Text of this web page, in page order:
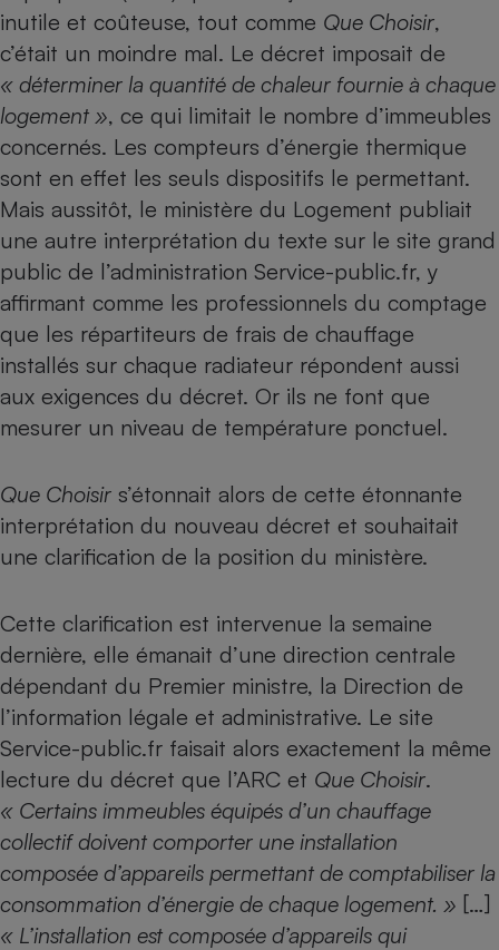
inutile et coûteuse, tout comme Que Choisir,
c’était un moindre mal. Le décret imposait de
« déterminer la quantité de chaleur fournie à chaque
logement », ce qui limitait le nombre d’immeubles
concernés. Les compteurs d’énergie thermique
sont en effet les seuls dispositifs le permettant.
Mais aussitôt, le ministère du Logement publiait
une autre interprétation du texte sur le site grand
public de l’administration Service-public.fr, y
affirmant comme les professionnels du comptage
que les répartiteurs de frais de chauffage
installés sur chaque radiateur répondent aussi
aux exigences du décret. Or ils ne font que
mesurer un niveau de température ponctuel.
Que Choisir s’étonnait alors de cette étonnante
interprétation du nouveau décret et souhaitait
une clarification de la position du ministère.
Cette clarification est intervenue la semaine
dernière, elle émanait d’une direction centrale
dépendant du Premier ministre, la Direction de
l’information légale et administrative. Le site
Service-public.fr faisait alors exactement la même
lecture du décret que l’ARC et Que Choisir.
« Certains immeubles équipés d’un chauffage
collectif doivent comporter une installation
composée d’appareils permettant de comptabiliser la
consommation d’énergie de chaque logement. » […]
« L’installation est composée d’appareils qui
Complément
alimentaire
bouteille
Assurance emprunteur
Banque
Petit électroménager -
Lave-linge
Plaque de cuisson à
induction
Climatiseur -
Ventilateur
Téléviseur
Téléphone mobile -
Smartphone
Antivirus
Matelas
Radiateur électrique
Climatiseur -
Ventilateur
Mutuelle
Antimoustique